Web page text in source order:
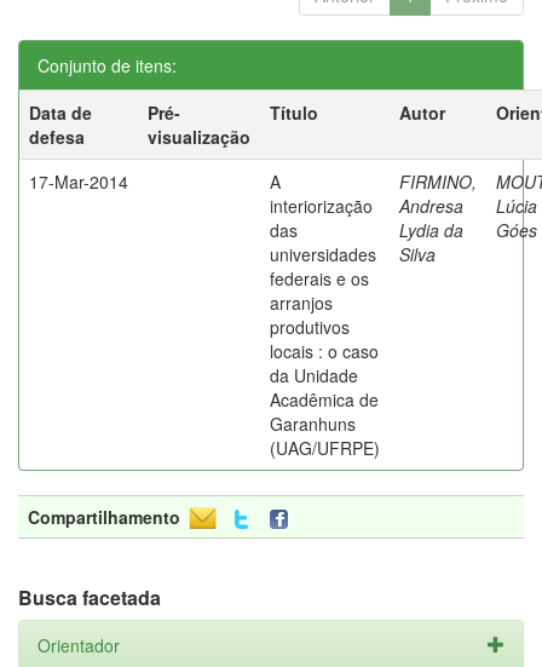
Conjunto de itens:
Data de
defesa
Pré-
visualização
Título Autor
17-Mar-2014
A
interiorização
das
universidades
federais e os
arranjos
produtivos
locais : o caso
da Unidade
Acadêmica de
Garanhuns
(UAG/UFRPE)
FIRMINO,
Andresa
Lydia da
Silva
Góes
Compartilhamento
Busca facetada
Orientador